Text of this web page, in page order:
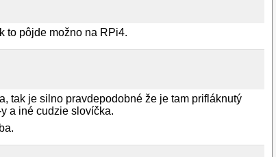
to pôjde možno na RPi4.
tak je silno pravdepodobné že je tam prifláknutý
a iné cudzie slovíčka.